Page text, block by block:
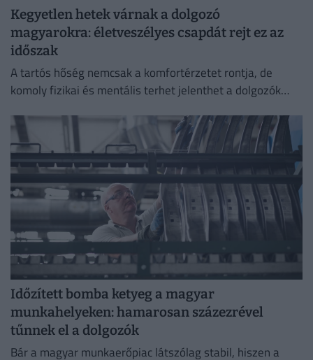
Kegyetlen hetek várnak a dolgozó
magyarokra: életveszélyes csapdát rejt ez az
időszak
A tartós hőség nemcsak a komfortérzetet rontja, de
komoly fizikai és mentális terhet jelenthet a dolgozók
Időzített bomba ketyeg a magyar
munkahelyeken: hamarosan százezrével
tűnnek el a dolgozók
Bár a magyar munkaerőpiac látszólag stabil, hiszen a